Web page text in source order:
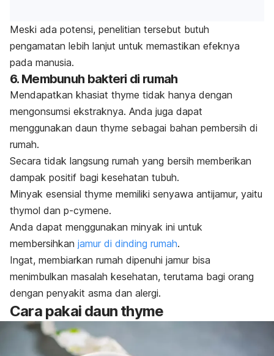
Meski ada potensi, penelitian tersebut butuh
pengamatan lebih lanjut untuk memastikan efeknya
pada manusia.
6. Membunuh bakteri di rumah
Mendapatkan khasiat thyme tidak hanya dengan
mengonsumsi ekstraknya. Anda juga dapat
menggunakan daun thyme sebagai bahan pembersih di
rumah.
Secara tidak langsung rumah yang bersih memberikan
dampak positif bagi kesehatan tubuh.
Minyak esensial thyme memiliki senyawa antijamur, yaitu
thymol dan p-cymene.
Anda dapat menggunakan minyak ini untuk
membersihkan jamur di dinding rumah.
Ingat, membiarkan rumah dipenuhi jamur bisa
menimbulkan masalah kesehatan, terutama bagi orang
dengan penyakit asma dan alergi.
Cara pakai daun thyme